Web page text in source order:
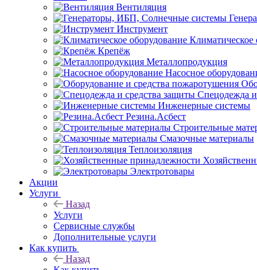
Вентиляция
Инструмент
Климатическое
Крепёж
Металлопродукция
Насосное
Спецодежда
Инженерные системы
Резина.Асбест
Строительные
Смазочные материалы
Теплоизоляция
Электротовары
Акции
Услуги
Назад
Услуги
Сервисные службы
Дополнительные услуги
Как купить
Назад